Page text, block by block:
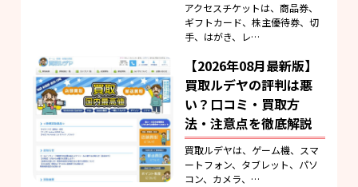
アクセスチケットは、商品券、
ギフトカード、株主優待券、切
手、はがき、レ…
【2026年08月最新版】
買取ルデヤの評判は悪
い？口コミ・買取方
法・注意点を徹底解説
買取ルデヤは、ゲーム機、スマ
ートフォン、タブレット、パソ
コン、カメラ、…